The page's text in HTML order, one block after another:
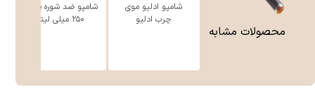
محصولات مشابه
شامپو ادلیو موی
چرب ادلیو
شامپو ضد شوره سینره
۲۵۰ میلی لیتر